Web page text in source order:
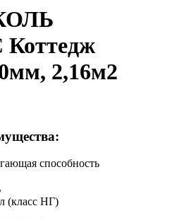
2,16м2
способность
(класс НГ)